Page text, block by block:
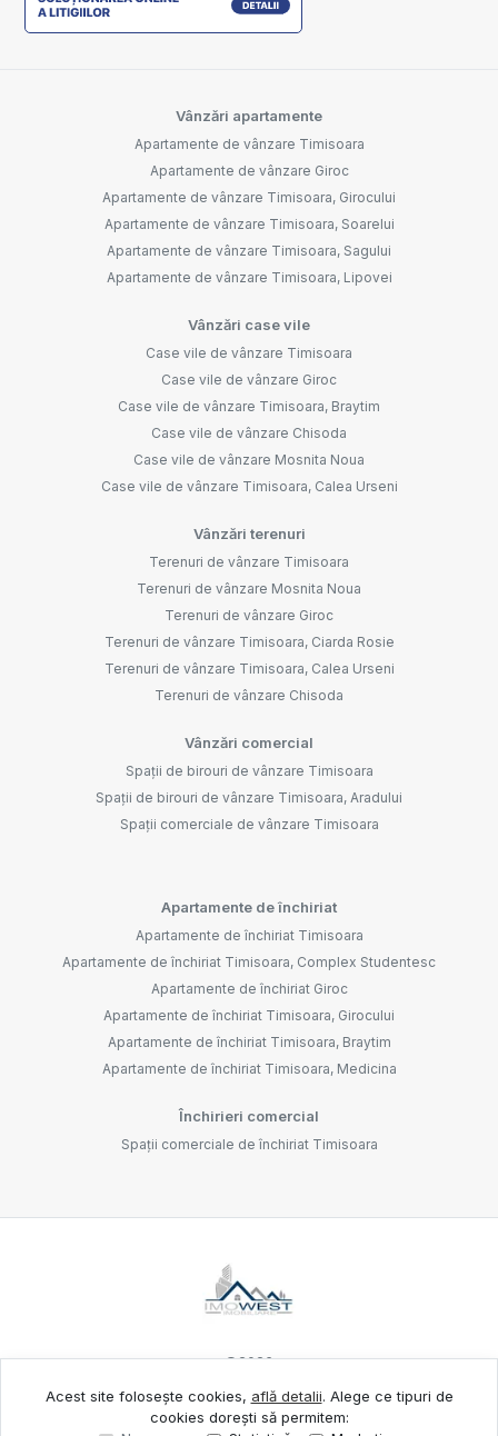
Vânzări apartamente
Apartamente de vânzare Timisoara
Apartamente de vânzare Giroc
Apartamente de vânzare Timisoara, Girocului
Apartamente de vânzare Timisoara, Soarelui
Apartamente de vânzare Timisoara, Sagului
Apartamente de vânzare Timisoara, Lipovei
Vânzări case vile
Case vile de vânzare Timisoara
Case vile de vânzare Giroc
Case vile de vânzare Timisoara, Braytim
Case vile de vânzare Chisoda
Case vile de vânzare Mosnita Noua
Case vile de vânzare Timisoara, Calea Urseni
Vânzări terenuri
Terenuri de vânzare Timisoara
Terenuri de vânzare Mosnita Noua
Terenuri de vânzare Giroc
Terenuri de vânzare Timisoara, Ciarda Rosie
Terenuri de vânzare Timisoara, Calea Urseni
Terenuri de vânzare Chisoda
Vânzări comercial
Spații de birouri de vânzare Timisoara
Spații de birouri de vânzare Timisoara, Aradului
Spații comerciale de vânzare Timisoara
Apartamente de închiriat
Apartamente de închiriat Timisoara
Apartamente de închiriat Timisoara, Complex Studentesc
Apartamente de închiriat Giroc
Apartamente de închiriat Timisoara, Girocului
Apartamente de închiriat Timisoara, Braytim
Apartamente de închiriat Timisoara, Medicina
Închirieri comercial
Spații comerciale de închiriat Timisoara
©2026
Site creat în
Acest site folosește cookies, află detalii. Alege ce tipuri de
cookies dorești să permitem: